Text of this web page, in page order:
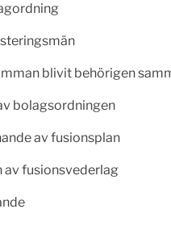
blivit behörigen
bolagsordningen
av fusionsplan
av fusionsvederlag